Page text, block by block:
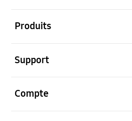
Produits
Support
Compte